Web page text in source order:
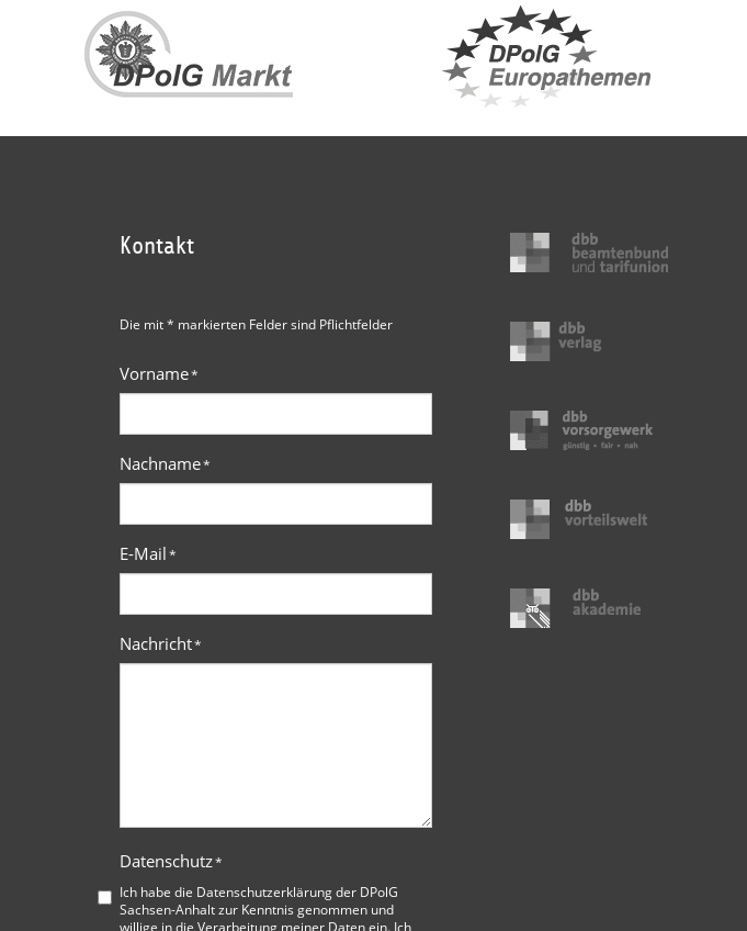
Kontakt
Die mit * markierten Felder sind Pflichtfelder
Vorname*
Nachname*
E-Mail*
Nachricht*
Datenschutz*
Ich habe die Datenschutzerklärung der DPolG
Sachsen-Anhaltzur Kenntnis genommen und
willige in die Verarbeitung meiner Daten ein. Ich